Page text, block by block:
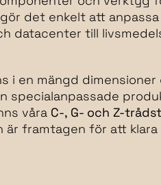
det enkelt att
datacenter till
i en mängd
specialanpassade
våra C-, G- och Z-
framtagen för att